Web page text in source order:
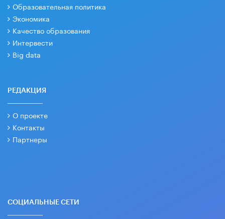
Образовательная политика
Экономика
Качество образования
Интервести
Big data
РЕДАКЦИЯ
О проекте
Контакты
Партнеры
СОЦИАЛЬНЫЕ СЕТИ